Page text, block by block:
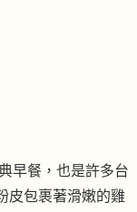
早餐，也是許多台
皮包裹著滑嫩的雞